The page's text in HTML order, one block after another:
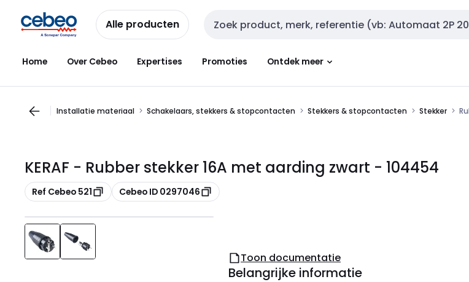
naar
navigatie
naar
inhoud
Alle producten Zoekveld invoer
Home Over Cebeo Expertises Promoties Ontdek meer
Installatie materiaal Schakelaars, stekkers & stopcontacten Stekkers & stopcontacten Stekker
KERAF - Rubber stekker 16A met aarding zwart - 104454
Kopiëren
Ref Cebeo 521 Kopiëren
Cebeo ID 0297046
Toon documentatie
Belangrijke informatie